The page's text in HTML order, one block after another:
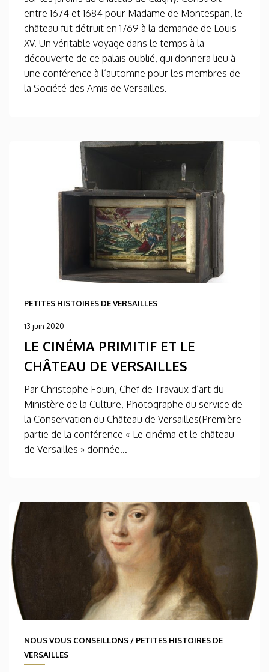
entre 1674 et 1684 pour Madame de Montespan, le
château fut détruit en 1769 à la demande de Louis
XV. Un véritable voyage dans le temps à la
découverte de ce palais oublié, qui donnera lieu à
une conférence à l’automne pour les membres de
la Société des Amis de Versailles.
PETITES HISTOIRES DE VERSAILLES
13 juin 2020
LE CINÉMA PRIMITIF ET LE
CHÂTEAU DE VERSAILLES
Par Christophe Fouin, Chef de Travaux d’art du
Ministère de la Culture, Photographe du service de
la Conservation du Château de Versailles(Première
partie de la conférence « Le cinéma et le château
de Versailles » donnée...
NOUS VOUS CONSEILLONS / PETITES HISTOIRES DE
VERSAILLES